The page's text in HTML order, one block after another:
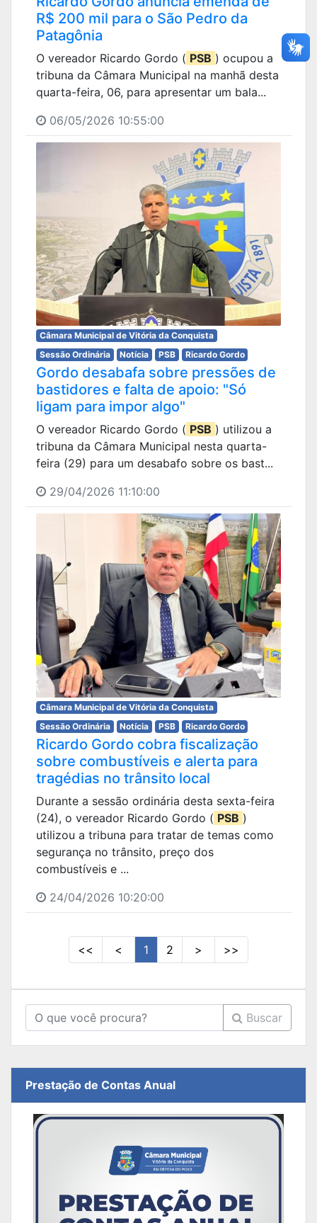
R$ 200 mil para o São Pedro da
Patagônia
O vereador Ricardo Gordo ( PSB ) ocupou a
tribuna da Câmara Municipal na manhã desta
quarta-feira, 06, para apresentar um bala...
06/05/2026 10:55:00
Câmara Municipal de Vitória da Conquista
Sessão Ordinária
Notícia PSB Ricardo Gordo
Gordo desabafa sobre pressões de
bastidores e falta de apoio: "Só
ligam para impor algo"
O vereador Ricardo Gordo ( PSB ) utilizou a
tribuna da Câmara Municipal nesta quarta-
feira (29) para um desabafo sobre os bast...
29/04/2026 11:10:00
Câmara Municipal de Vitória da Conquista
Sessão Ordinária
Notícia PSB Ricardo Gordo
Ricardo Gordo cobra fiscalização
sobre combustíveis e alerta para
tragédias no trânsito local
Durante a sessão ordinária desta sexta-feira
(24), o vereador Ricardo Gordo ( PSB )
utilizou a tribuna para tratar de temas como
segurança no trânsito, preço dos
combustíveis e ...
24/04/2026 10:20:00
<< < 1 2 > >>
Buscar
Prestação de Contas Anual